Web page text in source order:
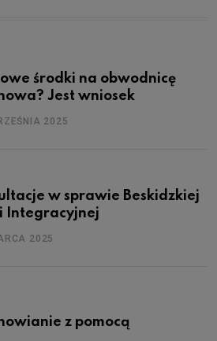
środki na obwodnicę
Jest wniosek
2025
w sprawie Beskidzkiej
Integracyjnej
2025
z pomocą